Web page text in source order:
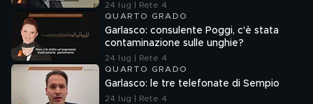
24 lug | Rete 4
QUARTO GRADO
Garlasco: consulente Poggi, c'è stata
contaminazione sulle unghie?
24 lug | Rete 4
QUARTO GRADO
Garlasco: le tre telefonate di Sempio
24 lug | Rete 4